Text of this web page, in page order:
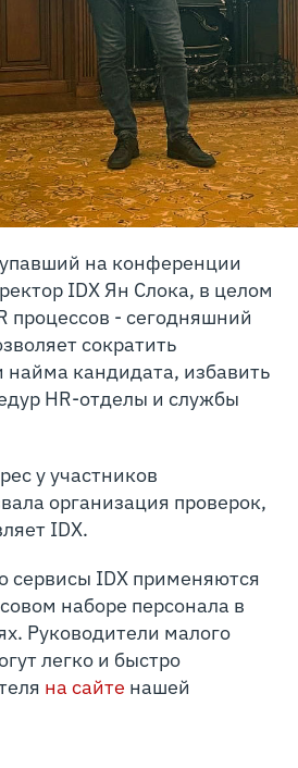
на конференции
IDX Ян Слока, в целом
процессов - сегодняшний
сократить
найма кандидата, избавить
HR-отделы и службы
у участников
организация проверок,
IDX.
сервисы IDX применяются
наборе персонала в
Руководители малого
легко и быстро
на сайте нашей